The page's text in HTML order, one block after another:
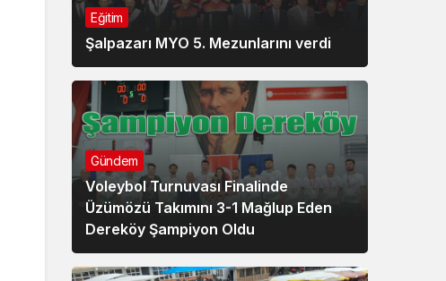
Eğitim
Şalpazarı MYO 5. Mezunlarını verdi
Gündem
Voleybol Turnuvası Finalinde
Üzümözü Takımını 3-1 Mağlup Eden
Dereköy Şampiyon Oldu